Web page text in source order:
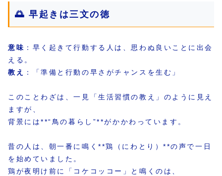
🌅 早起きは三文の徳
意味 ：早く起きて行動する人は、思わぬ良いことに出会
える。
教え
：「準備と行動の早さがチャンスを生む」
このことわざは、一見「生活習慣の教え」のように見え
ますが、
背景には**“鳥の暮らし”**がかかわっています。
昔の人は、朝一番に鳴く**鶏（にわとり）**の声で一日
を始めていました。
鶏が夜明け前に「コケコッコー」と鳴くのは、